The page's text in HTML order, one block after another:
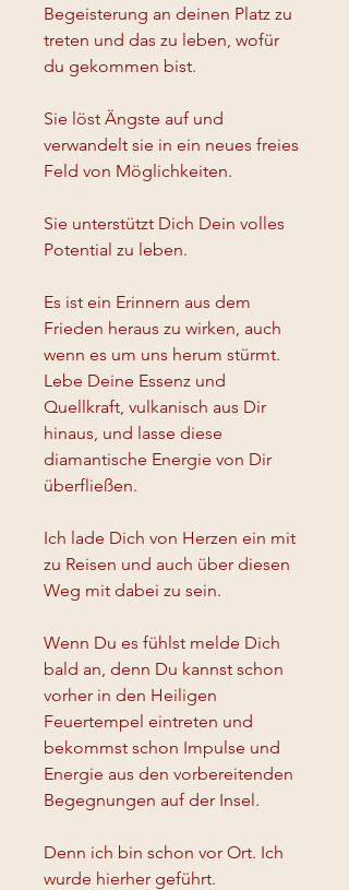
Begeisterung an deinen Platz zu
treten und das zu leben, wofür
du gekommen bist.
Sie löst Ängste auf und
verwandelt sie in ein neues freies
Feld von Möglichkeiten.
Sie unterstützt Dich Dein volles
Potential zu leben.
Es ist ein Erinnern aus dem
Frieden heraus zu wirken, auch
wenn es um uns herum stürmt.
Lebe Deine Essenz und
Quellkraft, vulkanisch aus Dir
hinaus, und lasse diese
diamantische Energie von Dir
überfließen.
Ich lade Dich von Herzen ein mit
zu Reisen und auch über diesen
Weg mit dabei zu sein.
Wenn Du es fühlst melde Dich
bald an, denn Du kannst schon
vorher in den Heiligen
Feuertempel eintreten und
bekommst schon Impulse und
Energie aus den vorbereitenden
Begegnungen auf der Insel.
Denn ich bin schon vor Ort. Ich
wurde hierher geführt.